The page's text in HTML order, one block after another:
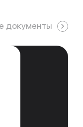
документы